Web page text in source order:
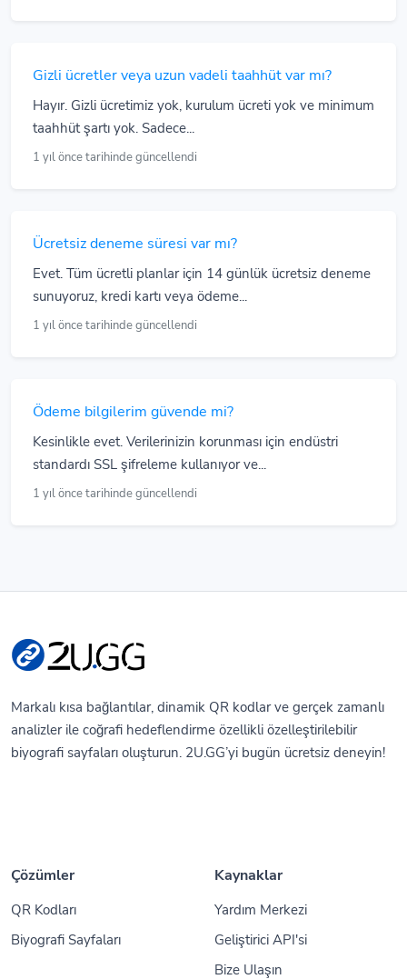
Gizli ücretler veya uzun vadeli taahhüt var mı?
Hayır. Gizli ücretimiz yok, kurulum ücreti yok ve minimum
taahhüt şartı yok. Sadece...
1 yıl önce tarihinde güncellendi
Ücretsiz deneme süresi var mı?
Evet. Tüm ücretli planlar için 14 günlük ücretsiz deneme
sunuyoruz, kredi kartı veya ödeme...
1 yıl önce tarihinde güncellendi
Ödeme bilgilerim güvende mi?
Kesinlikle evet. Verilerinizin korunması için endüstri
standardı SSL şifreleme kullanıyor ve...
1 yıl önce tarihinde güncellendi
Markalı kısa bağlantılar, dinamik QR kodlar ve gerçek zamanlı
analizler ile coğrafi hedeflendirme özellikli özelleştirilebilir
biyografi sayfaları oluşturun. 2U.GG’yi bugün ücretsiz deneyin!
Çözümler
QR Kodları
Biyografi Sayfaları
Kaynaklar
Yardım Merkezi
Geliştirici API'si
Bize Ulaşın